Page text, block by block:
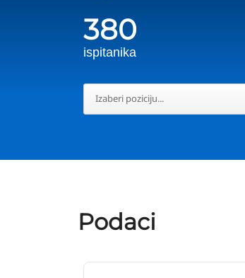
380
ispitanika
Podaci